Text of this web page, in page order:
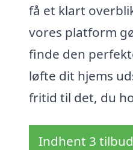
få et klart
vores platform
finde den
løfte dit hjems
fritid til det, du
Indhent 3